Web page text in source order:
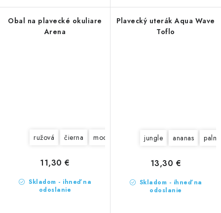
Obal na plavecké okuliare
Arena
ružová čierna modrá
Skladom - ihneď na
odoslanie
11,30 €
Plavecký uterák Aqua Wave
Toflo
jungle ananas
Skladom - ihneď na
odoslanie
13,30 €